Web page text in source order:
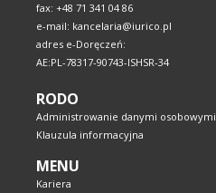
fax: +48 71 341 04 86
e-mail: kancelaria@iurico.pl
adres e-Doręczeń:
AE:PL-78317-90743-ISHSR-34
RODO
Administrowanie danymi osobowymi
Klauzula informacyjna
MENU
Kariera